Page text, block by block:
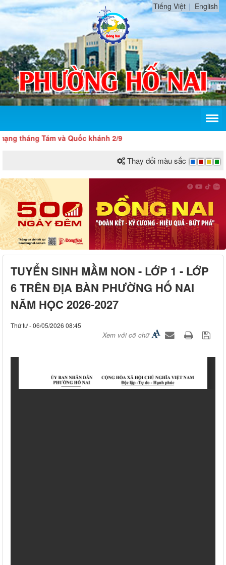
Tiếng Việt English
Tám và Quốc khánh 2/9
Thay đổi màu sắc
TUYỂN SINH MẦM NON - LỚP 1 - LỚP
6 TRÊN ĐỊA BÀN PHƯỜNG HỐ NAI
NĂM HỌC 2026-2027
Thứ tư - 06/05/2026 08:45
Xem với cỡ chữ